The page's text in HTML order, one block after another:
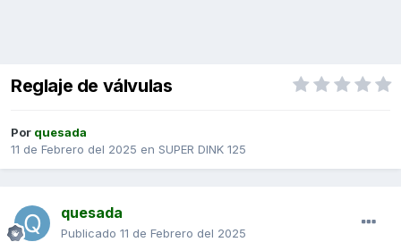
Reglaje de válvulas
Por quesada
11 de Febrero del 2025 en SUPER DINK 125
quesada
Publicado 11 de Febrero del 2025